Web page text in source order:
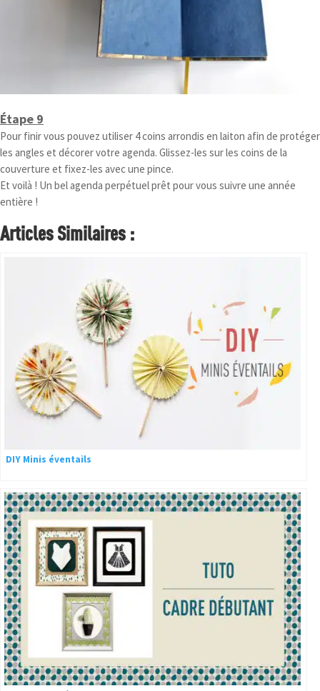
Étape 9
Pour finir vous pouvez utiliser 4 coins arrondis en laiton afin de protéger
les angles et décorer votre agenda. Glissez-les sur les coins de la
couverture et fixez-les avec une pince.
Et voilà ! Un bel agenda perpétuel prêt pour vous suivre une année
entière !
Articles Similaires :
DIY Minis éventails